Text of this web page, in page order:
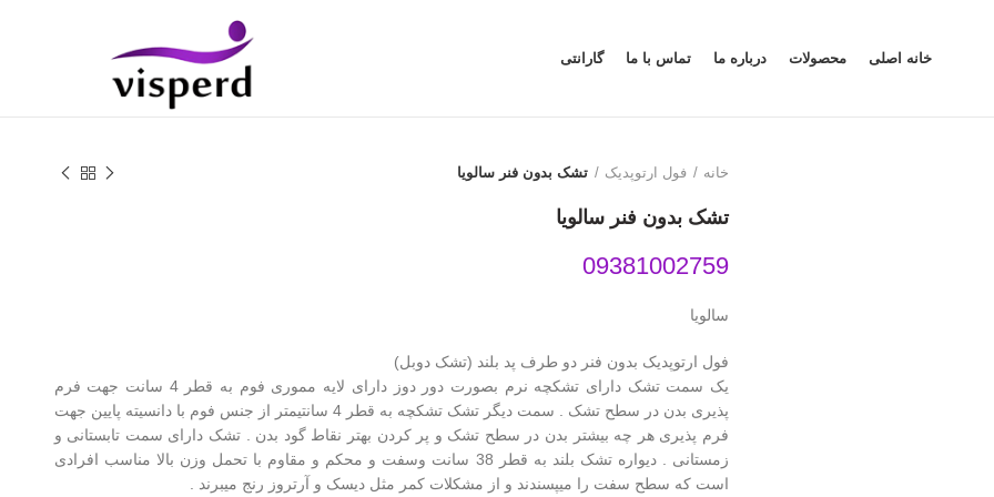
خانه اصلی محصولات درباره ما تماس با ما گارانتی
خانه
فول ارتوپدیک تشک بدون فنر سالویا
تشک بدون فنر سالویا
09381002759
سالویا
فول ارتوپدیک بدون فنر دو طرف پد بلند (تشک دوبل)
یک سمت تشک دارای تشکچه نرم بصورت دور دوز دارای لایه مموری فوم به قطر 4 سانت جهت فرم
پذیری بدن در سطح تشک . سمت دیگر تشک تشکچه به قطر 4 سانتیمتر از جنس فوم با دانسیته پایین جهت
فرم پذیری هر چه بیشتر بدن در سطح تشک و پر کردن بهتر نقاط گود بدن . تشک دارای سمت تابستانی و
زمستانی . دیواره تشک بلند به قطر 38 سانت وسفت و محکم و مقاوم با تحمل وزن بالا مناسب افرادی
است که سطح سفت را میپسندند و‌ از مشکلات کمر مثل دیسک و آرتروز رنج میبرند .